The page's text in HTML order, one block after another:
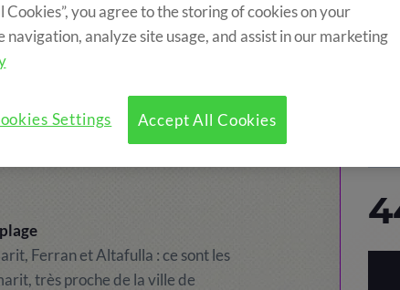
Activités Optionnelles
Ferran et Altafulla : ce sont les
très proche de la ville de
Cookies”, you agree to the storing of cookies on your
navigation, analyze site usage, and assist in our marketing
Accept All Cookies
Settings